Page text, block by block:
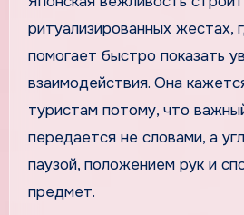
ритуализированных жестах,
помогает быстро показать
взаимодействия. Она
туристам потому, что
передается не словами, а
паузой, положением рук и
предмет.